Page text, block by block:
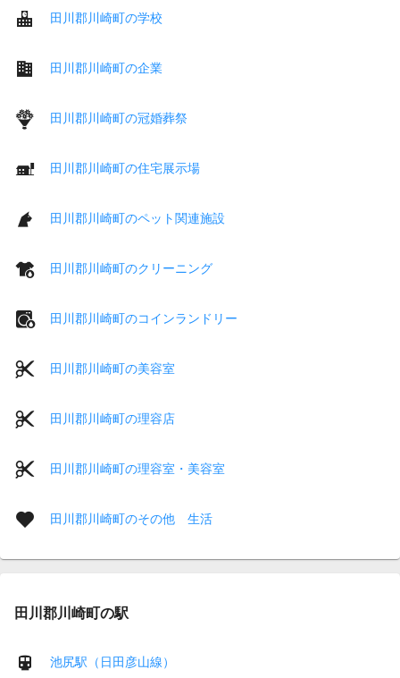
田川郡川崎町の学校
田川郡川崎町の企業
田川郡川崎町の冠婚葬祭
田川郡川崎町の住宅展示場
田川郡川崎町のペット関連施設
田川郡川崎町のクリーニング
田川郡川崎町のコインランドリー
田川郡川崎町の美容室
田川郡川崎町の理容店
田川郡川崎町の理容室・美容室
田川郡川崎町のその他 生活
田川郡川崎町の駅
池尻駅（日田彦山線）